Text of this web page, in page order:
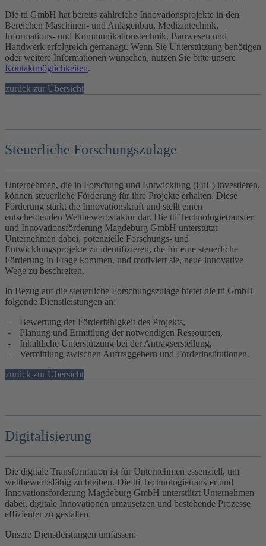
Die tti GmbH hat bereits zahlreiche Innovationsprojekte in den
Bereichen Maschinen- und Anlagenbau, Medizintechnik,
Informations- und Kommunikationstechnik, Bauwesen und
Handwerk erfolgreich gemanagt. Wenn Sie Unterstützung benötigen
oder weitere Informationen wünschen, nutzen Sie bitte unsere
Kontaktmöglichkeiten.
zurück zur Übersicht
Steuerliche Forschungszulage
Unternehmen, die in Forschung und Entwicklung (FuE) investieren,
können steuerliche Förderung für ihre Projekte erhalten. Diese
Förderung stärkt die Innovationskraft und stellt einen
entscheidenden Wettbewerbsfaktor dar. Die tti Technologietransfer
und Innovationsförderung Magdeburg GmbH unterstützt
Unternehmen dabei, potenzielle Forschungs- und
Entwicklungsprojekte zu identifizieren, die für eine steuerliche
Förderung in Frage kommen, und motiviert sie, neue innovative
Wege zu beschreiten.
In Bezug auf die steuerliche Forschungszulage bietet die tti GmbH
folgende Dienstleistungen an:
Bewertung der Förderfähigkeit des Projekts,
Planung und Ermittlung der notwendigen Ressourcen,
Inhaltliche Unterstützung bei der Antragserstellung,
Vermittlung zwischen Auftraggebern und Förderinstitutionen.
zurück zur Übersicht
Digitalisierung
Die digitale Transformation ist für Unternehmen essenziell, um
wettbewerbsfähig zu bleiben. Die tti Technologietransfer und
Innovationsförderung Magdeburg GmbH unterstützt Unternehmen
dabei, digitale Innovationen umzusetzen und bestehende Prozesse
effizienter zu gestalten.
Unsere Dienstleistungen umfassen: